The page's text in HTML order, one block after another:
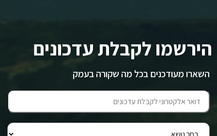
הירשמו לקבלת עדכונים
השארו מעודכנים בכל מה שקורה בעמק